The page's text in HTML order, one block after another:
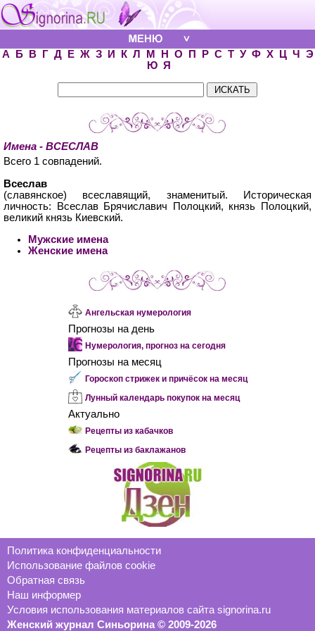
А Б В Г Д Е Ж З И К Л М Н О П Р С Т У Ф Х Ц Ч
Э
Ю Я
Имена - ВСЕСЛАВ
Всего 1 совпадений.
Всеслав
(славянское) всеславящий, знаменитый. Историческая
личность: Всеслав Брячиславич Полоцкий, князь Полоцкий,
великий князь Киевский.
Мужские имена
Женские имена
Ангельская нумерология
Прогнозы на день
Нумерология, прогноз на сегодня
Прогнозы на месяц
Гороскоп стрижек и причёсок на месяц
Лунный календарь покупок на месяц
Актуально
Рецепты из кабачков
Рецепты из баклажанов
Политика конфиденциальности
Использование файлов cookie
Обратная связь
Наш информер
Условия использования материалов сайта signorina.ru
Женский журнал Синьорина © 2009-2026